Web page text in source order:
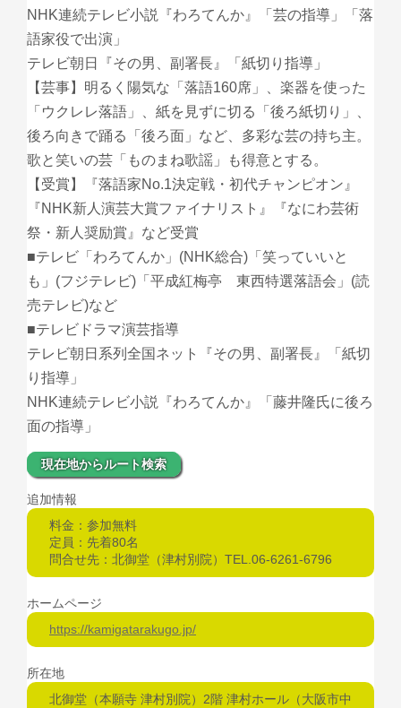
NHK連続テレビ小説『わろてんか』「芸の指導」「落
語家役で出演」
テレビ朝日『その男、副署長』「紙切り指導」
【芸事】明るく陽気な「落語160席」、楽器を使った
「ウクレレ落語」、紙を見ずに切る「後ろ紙切り」、
後ろ向きで踊る「後ろ面」など、多彩な芸の持ち主。
歌と笑いの芸「ものまね歌謡」も得意とする。
【受賞】『落語家No.1決定戦・初代チャンピオン』
『NHK新人演芸大賞ファイナリスト』『なにわ芸術
祭・新人奨励賞』など受賞
■テレビ「わろてんか」(NHK総合)「笑っていいと
も」(フジテレビ)「平成紅梅亭 東西特選落語会」(読
売テレビ)など
■テレビドラマ演芸指導
テレビ朝日系列全国ネット『その男、副署長』「紙切
り指導」
NHK連続テレビ小説『わろてんか』「藤井隆氏に後ろ
面の指導」
現在地からルート検索
追加情報
料金：参加無料
定員：先着80名
問合せ先：北御堂（津村別院）TEL.06-6261-6796
ホームページ
https://kamigatarakugo.jp/
所在地
北御堂（本願寺 津村別院）2階 津村ホール（大阪市中